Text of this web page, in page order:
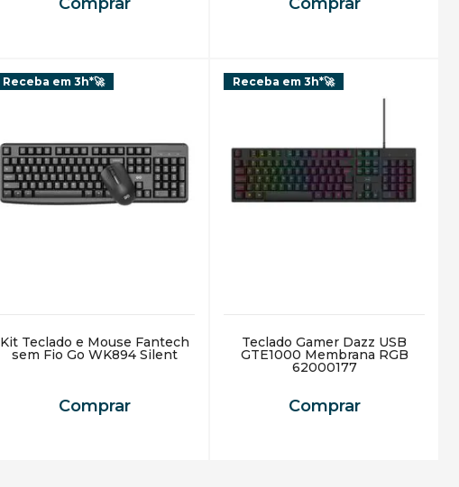
Receba em 3h*🚀
Kit Teclado e Mouse Fantech
sem Fio Go WK894 Silent
Comprar
Receba em 3h*🚀
Teclado Gamer Dazz USB
GTE1000 Membrana RGB
62000177
Comprar